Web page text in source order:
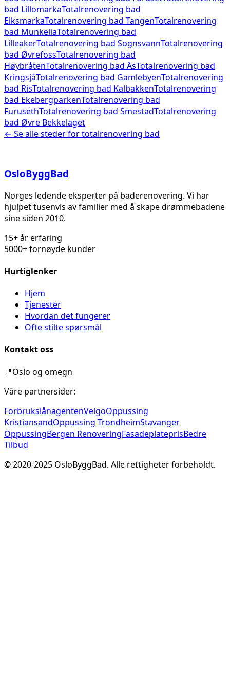
bad LillomarkaTotalrenovering bad
EiksmarkaTotalrenovering bad TangenTotalrenovering
bad MunkeliaTotalrenovering bad
LilleakerTotalrenovering bad SognsvannTotalrenovering
bad ØvrefossTotalrenovering bad
HøybråtenTotalrenovering bad ÅsTotalrenovering bad
KringsjåTotalrenovering bad GamlebyenTotalrenovering
bad RisTotalrenovering bad KalbakkenTotalrenovering
bad EkebergparkenTotalrenovering bad
FurusethTotalrenovering bad SmestadTotalrenovering
bad Øvre Bekkelaget
← Se alle steder fortotalrenovering bad
OsloByggBad
Norges ledende eksperter på baderenovering. Vi har
hjulpet tusenvis av familier med å skape drømmebadene
sine siden 2010.
15+ år erfaring
5000+ fornøyde kunder
Hurtiglenker
Hjem
Tjenester
Hvordan det fungerer
Ofte stilte spørsmål
Kontakt oss
📍Oslo og omegn
Våre partnersider:
ForbrukslånagentenVelgoOppussing
KristiansandOppussing TrondheimStavanger
OppussingBergen RenoveringFasadeplateprisBedre
Tilbud
© 2020-2025 OsloByggBad. Alle rettigheter forbeholdt.